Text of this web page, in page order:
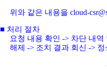
위와 같은 내용을 cloud-
■ 처리 절차
요청 내용 확인 -> 차단 내
해제 -> 조치 결과 회신 ->